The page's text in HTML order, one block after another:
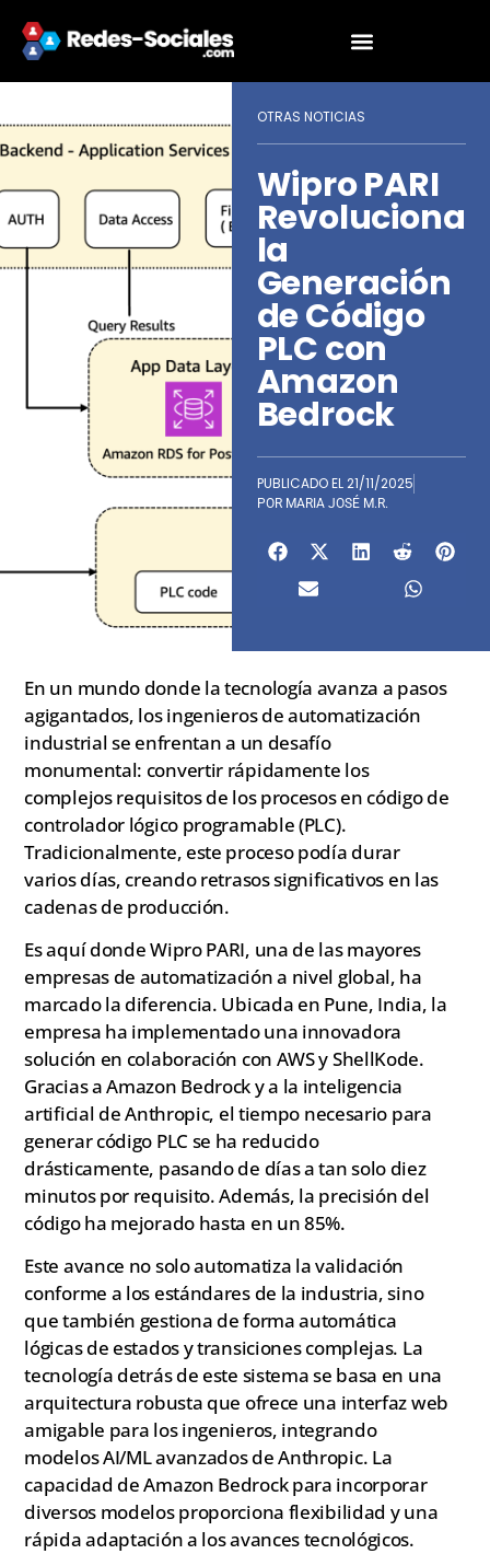
OTRAS NOTICIAS
Wipro PARI
Revoluciona
la
Generación
de Código
PLC con
Amazon
Bedrock
PUBLICADO EL21/11/2025
POR MARIA JOSÉ M.R.
En un mundo donde la tecnología avanza a pasos
agigantados, los ingenieros de automatización
industrial se enfrentan a un desafío
monumental: convertir rápidamente los
complejos requisitos de los procesos en código de
controlador lógico programable (PLC).
Tradicionalmente, este proceso podía durar
varios días, creando retrasos significativos en las
cadenas de producción.
Es aquí donde Wipro PARI, una de las mayores
empresas de automatización a nivel global, ha
marcado la diferencia. Ubicada en Pune, India, la
empresa ha implementado una innovadora
solución en colaboración con AWS y ShellKode.
Gracias a Amazon Bedrock y a la inteligencia
artificial de Anthropic, el tiempo necesario para
generar código PLC se ha reducido
drásticamente, pasando de días a tan solo diez
minutos por requisito. Además, la precisión del
código ha mejorado hasta en un 85%.
Este avance no solo automatiza la validación
conforme a los estándares de la industria, sino
que también gestiona de forma automática
lógicas de estados y transiciones complejas. La
tecnología detrás de este sistema se basa en una
arquitectura robusta que ofrece una interfaz web
amigable para los ingenieros, integrando
modelos AI/ML avanzados de Anthropic. La
capacidad de Amazon Bedrock para incorporar
diversos modelos proporciona flexibilidad y una
rápida adaptación a los avances tecnológicos.